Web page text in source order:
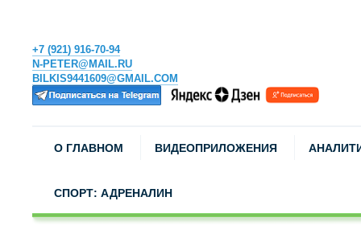
+7 (921) 916-70-94
N-PETER@MAIL.RU
BILKIS9441609@GMAIL.COM
О ГЛАВНОМ ВИДЕОПРИЛОЖЕНИЯ
СПОРТ: АДРЕНАЛИН